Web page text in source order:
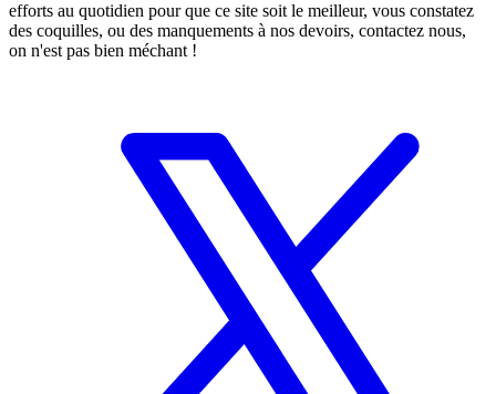
efforts au quotidien pour que ce site soit le meilleur, vous constatez
des coquilles, ou des manquements à nos devoirs, contactez nous,
on n'est pas bien méchant !